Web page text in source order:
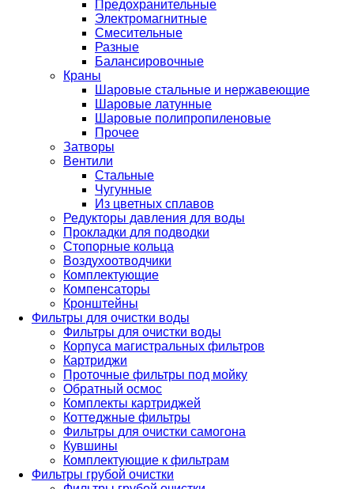
Предохранительные
Электромагнитные
Смесительные
Разные
Балансировочные
Краны
Шаровые стальные и нержавеющие
Шаровые латунные
Шаровые полипропиленовые
Прочее
Затворы
Вентили
Стальные
Чугунные
Из цветных сплавов
Редукторы давления для воды
Прокладки для подводки
Стопорные кольца
Воздухоотводчики
Комплектующие
Компенсаторы
Кронштейны
Фильтры для очистки воды
Фильтры для очистки воды
Корпуса магистральных фильтров
Картриджи
Проточные фильтры под мойку
Обратный осмос
Комплекты картриджей
Коттеджные фильтры
Фильтры для очистки самогона
Кувшины
Комплектующие к фильтрам
Фильтры грубой очистки